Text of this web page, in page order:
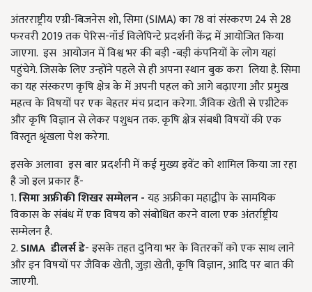
अंतरराष्ट्रीय एग्री-बिजनेस शो, सिमा (SIMA) का 78 वां संस्करण 24 से 28
फरवरी 2019 तक पेरिस-नॉर्ड विलेपिन्टे प्रदर्शनी केंद्र में आयोजित किया
जाएगा. इस आयोजन में विश्व भर की बड़ी -बड़ी कंपनियों के लोग यहां
पहुंचेगे. जिसके लिए उन्होंने पहले से ही अपना स्थान बुक करा लिया है. सिमा
का यह संस्करण कृषि क्षेत्र के में अपनी पहल को आगे बढ़ाएगा और प्रमुख
महत्व के विषयों पर एक बेहतर मंच प्रदान करेगा. जैविक खेती से एग्रीटेक
और कृषि विज्ञान से लेकर पशुधन तक. कृषि क्षेत्र संबधी विषयों की एक
विस्तृत श्रृंखला पेश करेगा.
इसके अलावा इस बार प्रदर्शनी में कई मुख्य इवेंट को शामिल किया जा रहा
है जो इल प्रकार हैं-
1.सिमा अफ्रीकी शिखर सम्मेलन-यह अफ्रीका महाद्वीप के सामयिक
विकास के संबंध में एक विषय को संबोधित करने वाला एक अंतर्राष्ट्रीय
सम्मेलन है.
2.SIMA डीलर्स डे- इसके तहत दुनिया भर के वितरकों को एक साथ लाने
और इन विषयों पर जैविक खेती, जुड़ा खेती, कृषि विज्ञान, आदि पर बात की
जाएगी.